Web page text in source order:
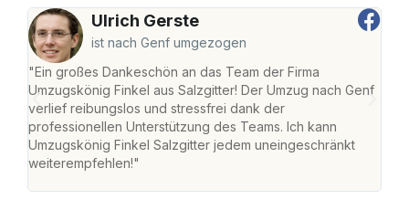
Ulrich Gerste
ist nach Genf umgezogen
"Ein großes Dankeschön an das Team der Firma
Umzugskönig Finkel aus Salzgitter! Der Umzug nach Genf
verlief reibungslos und stressfrei dank der
professionellen Unterstützung des Teams. Ich kann
Umzugskönig Finkel Salzgitter jedem uneingeschränkt
weiterempfehlen!"